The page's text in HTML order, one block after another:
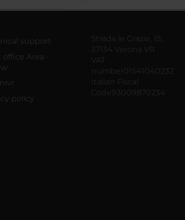
support
office Area -
policy
Strada le Grazie, 15,
37134 Verona VR
VAT
number01541040232
Italian Fiscal
Code93009870234